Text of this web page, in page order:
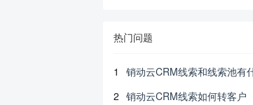
热门问题
1
销动云CRM线索和线索池有
2 销动云CRM线索如何转客户